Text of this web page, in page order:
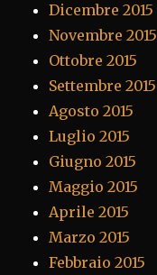
Dicembre 2015
Novembre 2015
Ottobre 2015
Settembre 2015
Agosto 2015
Luglio 2015
Giugno 2015
Maggio 2015
Aprile 2015
Marzo 2015
Febbraio 2015